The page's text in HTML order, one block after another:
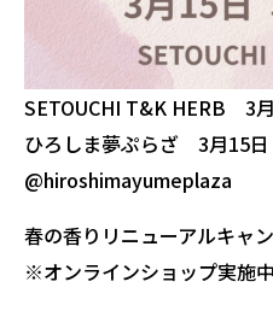
SETOUCHI T&K HERB 3
ひろしま夢ぷらざ 3月15日
@hiroshimayumeplaza
春の香りリニューアルキャ
※オンラインショップ実施中